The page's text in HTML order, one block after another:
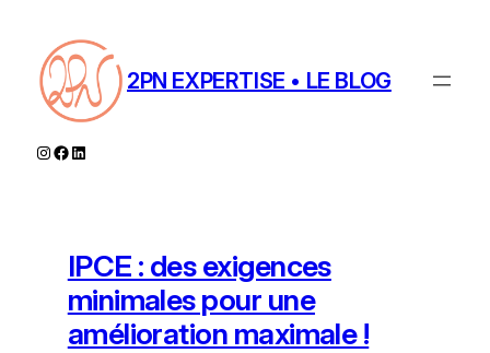
contenu
2PN EXPERTISE • LE BLOG
Instagram
Facebook
LinkedIn
IPCE : des exigences
minimales pour une
amélioration maximale !